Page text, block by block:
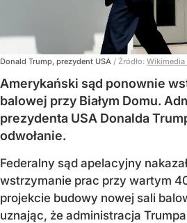
Donald Trump, prezydent USA / Źródło:
Amerykański sąd ponownie
balowej przy Białym Domu.
prezydenta USA Donalda
odwołanie.
Federalny sąd apelacyjny
wstrzymanie prac przy wartym
projekcie budowy nowej sali
uznając, że administracja